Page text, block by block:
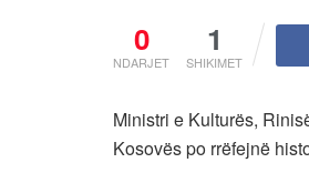
0
NDARJET
1
SHIKIMET
Ministri e Kulturës,
Kosovës po rrëfejnë